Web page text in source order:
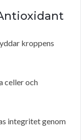
kroppens
celler och
integritet genom